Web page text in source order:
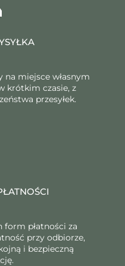
na miejsce własnym
krótkim czasie, z
przesyłek.
form płatności za
przy odbiorze,
i bezpieczną